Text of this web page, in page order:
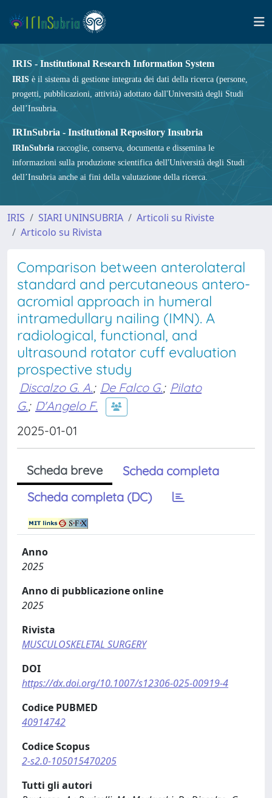
IRIS - Institutional Research Information System
IRIS è il sistema di gestione integrata dei dati della ricerca (persone,
progetti, pubblicazioni, attività) adottato dall'Università degli Studi
dell’Insubria.
IRInSubria - Institutional Repository Insubria
IRInSubria raccoglie, conserva, documenta e dissemina le
informazioni sulla produzione scientifica dell'Università degli Studi
dell’Insubria anche ai fini della valutazione della ricerca.
IRIS SIARI UNINSUBRIA
Articoli su Riviste
Articolo su Rivista
Comparison between anterolateral
standard and percutaneous antero-
acromial approach in humeral
intramedullary nailing (IMN). A
radiological, functional, and
ultrasound rotator cuff evaluation
prospective study
Discalzo G. A.; De Falco G.; Pilato
G.; D'Angelo F.
2025-01-01
Scheda breve
Scheda completa
Scheda completa (DC)
Anno
2025
Anno di pubblicazione online
2025
Rivista
MUSCULOSKELETAL SURGERY
DOI
https://dx.doi.org/10.1007/s12306-025-00919-4
Codice PUBMED
40914742
Codice Scopus
2-s2.0-105015470205
Tutti gli autori